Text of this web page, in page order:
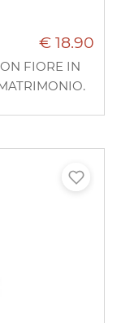
€ 18.90
FIORE IN